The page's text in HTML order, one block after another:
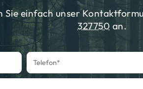
Sie einfach unser
327750 an.